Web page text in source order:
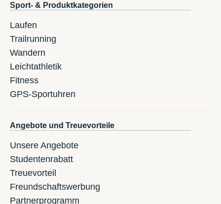
Sport- & Produktkategorien
Laufen
Trailrunning
Wandern
Leichtathletik
Fitness
GPS-Sportuhren
Angebote und Treuevorteile
Unsere Angebote
Studentenrabatt
Treuevorteil
Freundschaftswerbung
Partnerprogramm